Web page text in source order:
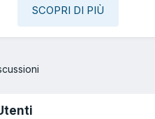
SCOPRI DI PIÙ